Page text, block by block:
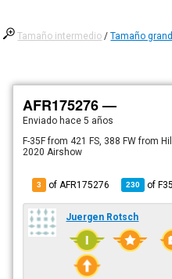
Tamaño intermedio /Tamaño
AFR175276 —
Enviado hace 5 años
F-35F from 421 FS, 388 FW from
2020 Airshow
3 of AFR175276 230 of
Juergen Rotsch